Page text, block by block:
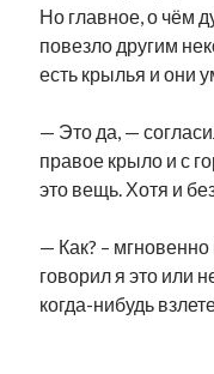
Но главное, о чём
повезло другим
есть крылья и они
— Это да, —
правое крыло и с
это вещь. Хотя и
— Как? –
говорил я это или
когда-нибудь